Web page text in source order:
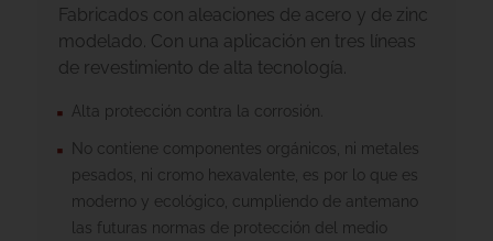
Fabricados con aleaciones de acero y de zinc
modelado. Con una aplicación en tres líneas
de revestimiento de alta tecnología.
Alta protección contra la corrosión.
No contiene componentes orgánicos, ni metales
pesados, ni cromo hexavalente, es por lo que es
moderno y ecológico, cumpliendo de antemano
las futuras normas de protección del medio